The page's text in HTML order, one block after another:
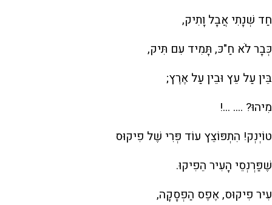
חַד שְׁנָתִי אֲבָל וָתִיק,
כְּבָר לֹא חַ"כּ, תָּמִיד עִם תִּיק,
בֵּין עַל עֵץ וּבֵין עַל אֶרֶץ;
מִיהוּ? .... ...!
טוֹיְנְק! הִתְפּוֹצֵץ עוֹד פְּרִי שֶׁל פִיקוּס
שֶׁפַּרְנְסֵי הָעִיר הֵפִיקוּ.
עִיר פִיקוּס, אֶפֶס הַפְסָקָה,